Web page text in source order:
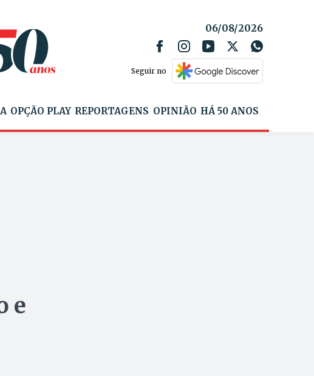
06/08/2026
Seguir no
OPÇÃO PLAY REPORTAGENS OPINIÃO HÁ 50 ANOS
e